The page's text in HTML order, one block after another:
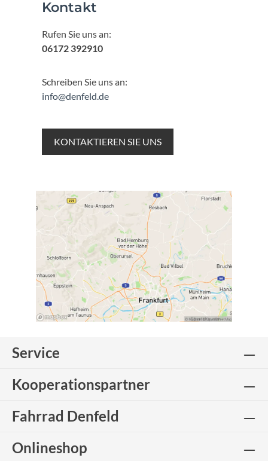
Kontakt
Rufen Sie uns an:
06172 392910
Schreiben Sie uns an:
info@denfeld.de
KONTAKTIEREN SIE UNS
Service
Kooperationspartner
Fahrrad Denfeld
Onlineshop